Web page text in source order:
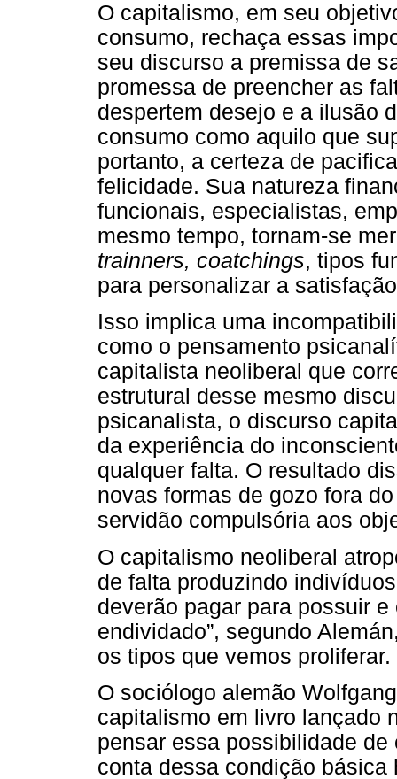
O capitalismo, em seu
consumo, rechaça essas
seu discurso a premissa de
promessa de preencher as
despertem desejo e a ilusão
consumo como aquilo que
portanto, a certeza de
felicidade. Sua natureza
funcionais, especialistas,
mesmo tempo, tornam-se
trainners, coatchings, tipos
para personalizar a
Isso implica uma
como o pensamento
capitalista neoliberal que
estrutural desse mesmo
psicanalista, o discurso
da experiência do
qualquer falta. O resultado
novas formas de gozo fora
servidão compulsória aos
O capitalismo neoliberal
de falta produzindo
deverão pagar para possuir e
endividado”, segundo
os tipos que vemos proliferar.
O sociólogo alemão
capitalismo em livro lançado
pensar essa possibilidade
conta dessa condição básica